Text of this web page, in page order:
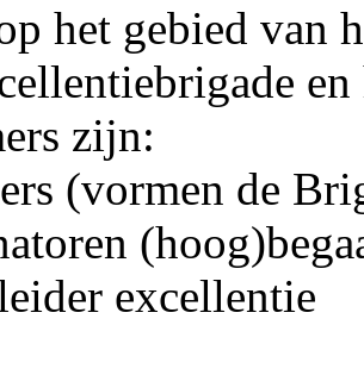
het gebied van
zijn:
(vormen de
excellentie